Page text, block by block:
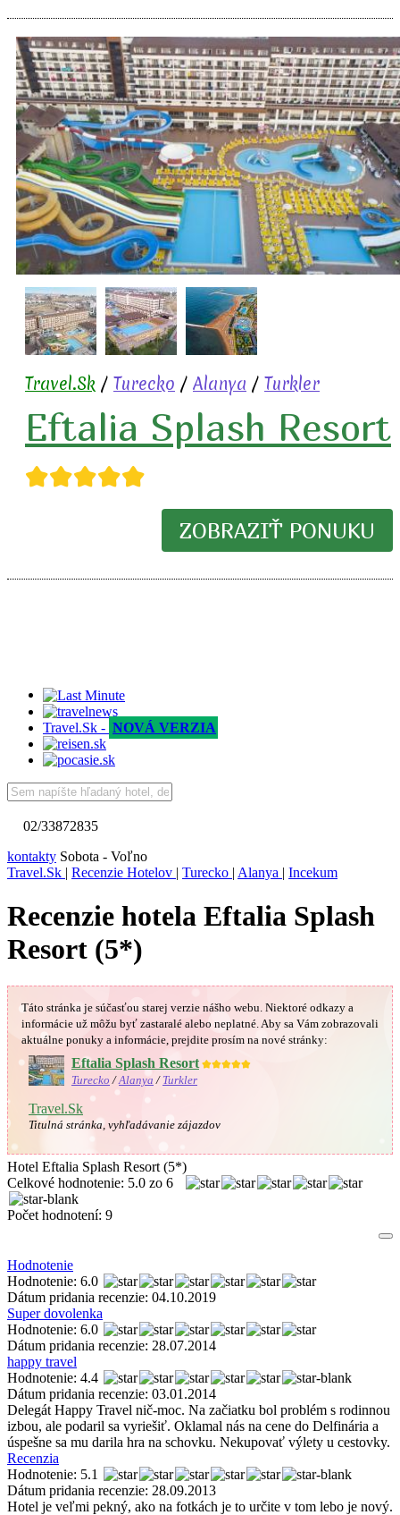
Travel.Sk / Turecko / Alanya / Turkler
Eftalia Splash Resort
★★★★★
ZOBRAZIŤ PONUKU
Travel.Sk - NOVÁ VERZIA
02/33872835
kontakty Sobota - Voľno
Travel.Sk | Recenzie Hotelov | Turecko | Alanya | Incekum
Recenzie hotela Eftalia Splash
Resort (5*)
Táto stránka je súčasťou starej verzie nášho webu. Niektoré odkazy a
informácie už môžu byť zastaralé alebo neplatné. Aby sa Vám zobrazovali
aktuálne ponuky a informácie, prejdite prosím na nové stránky:
Eftalia Splash Resort★★★★★
Turecko /Alanya / Turkler
Travel.Sk
Titulná stránka, vyhľadávanie zájazdov
Hotel Eftalia Splash Resort (5*)
Celkové hodnotenie: 5.0 zo 6
Počet hodnotení: 9
Hodnotenie
Hodnotenie: 6.0
Dátum pridania recenzie: 04.10.2019
Super dovolenka
Hodnotenie: 6.0
Dátum pridania recenzie: 28.07.2014
happy travel
Hodnotenie: 4.4
Dátum pridania recenzie: 03.01.2014
Delegát Happy Travel nič-moc. Na začiatku bol problém s rodinnou
izbou, ale podaril sa vyriešiť. Oklamal nás na cene do Delfinária a
úspešne sa mu darila hra na schovku. Nekupovať výlety u cestovky.
Recenzia
Hodnotenie: 5.1
Dátum pridania recenzie: 28.09.2013
Hotel je veľmi pekný, ako na fotkách je to určite v tom lebo je nový.